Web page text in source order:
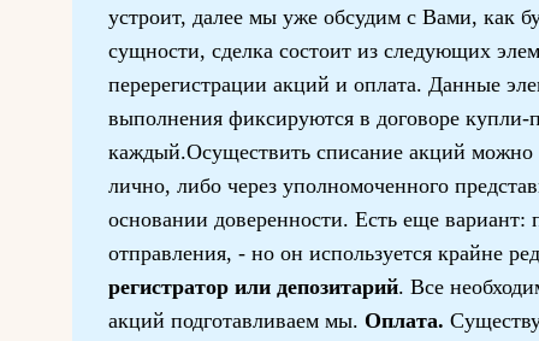
устроит, далее мы уже обсудим с Вами, как
сущности, сделка состоит из следующих
перерегистрации акций и оплата. Данные
выполнения фиксируются в договоре
каждый.Осуществить списание акций можно
лично, либо через уполномоченного
основании доверенности. Есть еще вариант:
отправления, - но он используется крайне
регистратор или депозитарий. Все
акций подготавливаем мы. Оплата.